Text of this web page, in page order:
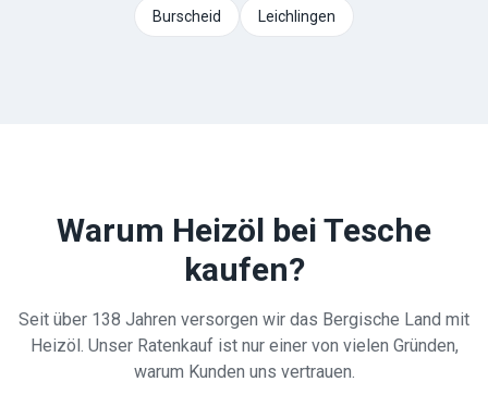
Burscheid Leichlingen
Warum Heizöl bei Tesche
kaufen?
Seit über 138 Jahren versorgen wir das Bergische Land mit
Heizöl. Unser Ratenkauf ist nur einer von vielen Gründen,
warum Kunden uns vertrauen.